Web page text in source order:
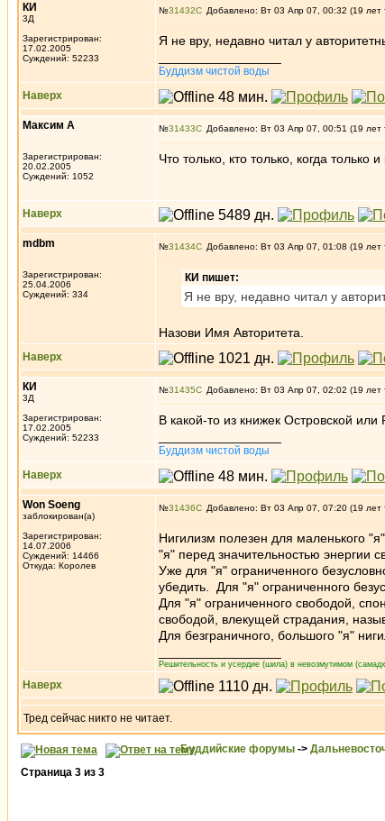
КИ
3Д
Зарегистрирован:
17.02.2005
Суждений: 52233
№31432 Добавлено: Вт 03 Апр 07, 00:32 (19 лет
Я не вру, недавно читал у
Буддизм чистой воды
Наверх
Максим А
Зарегистрирован:
20.02.2005
Суждений: 1052
№31433 Добавлено: Вт 03 Апр 07, 00:51 (19 лет
Что только, кто только, когда
Наверх
mdbm
Зарегистрирован:
25.04.2006
Суждений: 334
№31434 Добавлено: Вт 03 Апр 07, 01:08 (19 лет
КИ пишет:
Я не вру, недавно читал у
Назови Имя Авторитета.
Наверх
КИ
3Д
Зарегистрирован:
17.02.2005
Суждений: 52233
№31435 Добавлено: Вт 03 Апр 07, 02:02 (19 лет
В какой-то из книжек Островской или
Буддизм чистой воды
Наверх
Won Soeng
заблокирован(а)
Зарегистрирован:
14.07.2006
Суждений: 14466
Откуда: Королев
№31436 Добавлено: Вт 03 Апр 07, 07:20 (19 лет
Нигилизм полезен для маленького
"я" перед значительностью энергии
Уже для "я" ограниченного
убедить. Для "я" ограниченного
Для "я" ограниченного свободой,
свободой, влекущей страдания,
Для безграничного, большого "я"
Решительность и усердие (шила) в невозмутимом
Наверх
Тред сейчас никто не читает.
Буддийские форумы ->
Страница 3 из 3